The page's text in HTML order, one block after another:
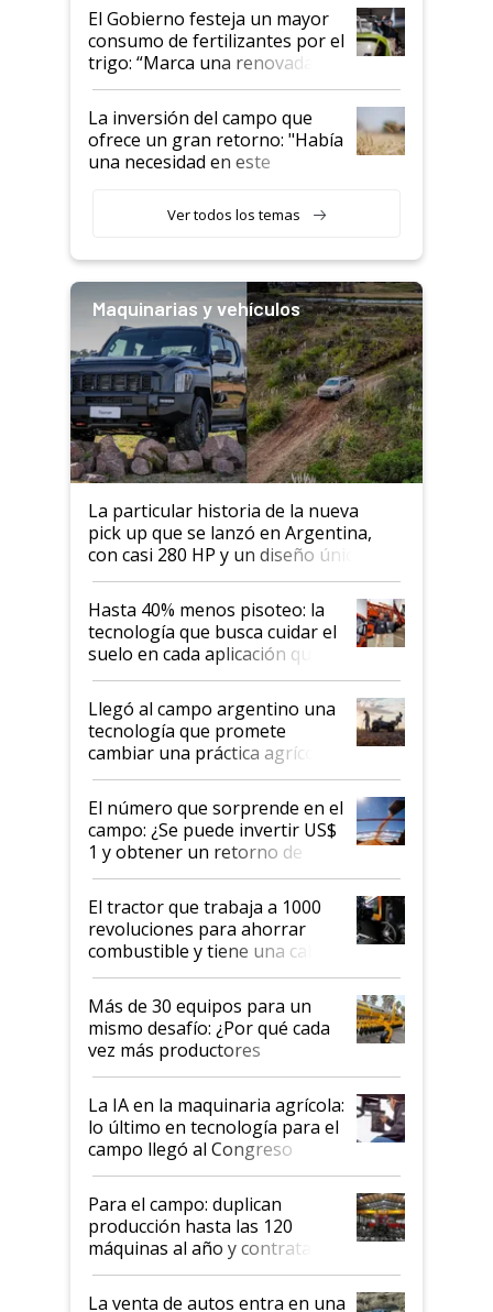
El Gobierno festeja un mayor
consumo de fertilizantes por el
trigo: “Marca una renovada
confianza de los productores”
La inversión del campo que
ofrece un gran retorno: "Había
una necesidad en este
Ver todos los temas
Maquinarias y vehículos
La particular historia de la nueva
pick up que se lanzó en Argentina,
con casi 280 HP y un diseño único: a
cuánto se vende
Hasta 40% menos pisoteo: la
tecnología que busca cuidar el
suelo en cada aplicación que
llevó Jacto al Congreso
Aapresid 2026
Llegó al campo argentino una
tecnología que promete
cambiar una práctica agrícola
clave: ¿Y si analizar el suelo
fuera tan simple como apretar
un botón?
El número que sorprende en el
campo: ¿Se puede invertir US$
1 y obtener un retorno de
hasta US$ 10 en agricultura?
El tractor que trabaja a 1000
revoluciones para ahorrar
combustible y tiene una cabina
que parece una computadora:
lo último en el mundo,
disponible en Argentina
Más de 30 equipos para un
mismo desafío: ¿Por qué cada
vez más productores
incorporan fertilizante bajo
tierra?
La IA en la maquinaria agrícola:
lo último en tecnología para el
campo llegó al Congreso
Aapresid 2026
Para el campo: duplican
producción hasta las 120
máquinas al año y contratan
especialistas de la industria
automotriz para lograrlo
La venta de autos entra en una